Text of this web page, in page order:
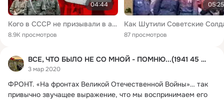
04:44
Кого в СССР не призывали в армию во время Великой Отечественной войны
8.9K просмотров
05:25
87 просмотров
ВСЕ, ЧТО БЫЛО НЕ СО МНОЙ - ПОМНЮ...(1941 45 гг..)
3 мар 2020
ФРОНТ. «На фронтах Великой Отечественной Войны»… так
привычно звучащее выражение, что мы воспринимаем его